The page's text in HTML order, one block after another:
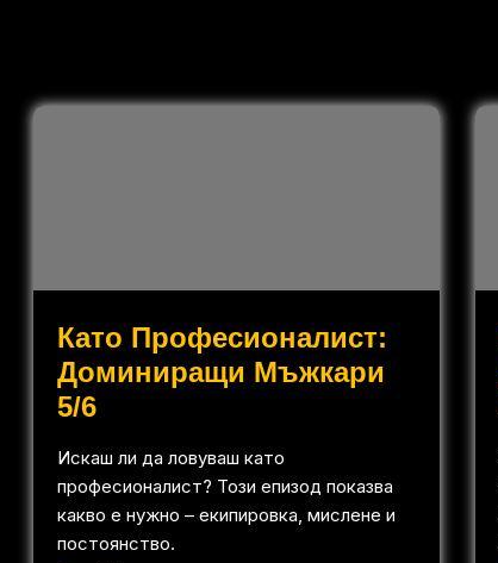
Като Професионалист:
Доминиращи Мъжкари
5/6
Искаш ли да ловуваш като
професионалист? Този епизод показва
какво е нужно – екипировка, мислене и
постоянство.